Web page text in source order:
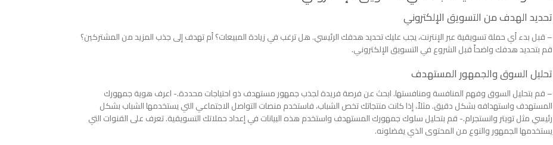
تحديد الهدف من التسويق الإلكتروني
– قبل بدء أي حملة تسويقية عبر الإنترنت، يجب عليك تحديد هدفك الرئيسي. هل ترغب في زيادة المبيعات؟ أم تهدف إلى جذب المزيد من المشتركين؟
قم بتحديد هدفك واضحاً قبل الشروع في التسويق الإلكتروني.
تحليل السوق والجمهور المستهدف
– قم بتحليل السوق وفهم المنافسة ومنافستها. ابحث عن فرصة فريدة لجذب جمهور مستهدف ذو احتياجات محددة.- اعرف هوية جمهورك
المستهدف واستهدافه بشكل دقيق. مثلاً، إذا كانت منتجاتك تخص الشباب، فاستخدم منصات التواصل الاجتماعي التي يستخدمها الشباب بشكل
رئيسي مثل تويتر وانستجرام.- قم بتحليل سلوك جمهورك المستهدف واستخدم هذه البيانات في إعداد حملاتك التسويقية. تعرف على القنوات التي
يستخدمها الجمهور والنوع من المحتوى الذي يفضلونه.